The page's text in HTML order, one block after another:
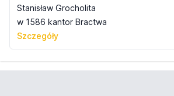
Stanisław Grocholita
w 1586 kantor Bractwa
Szczegóły